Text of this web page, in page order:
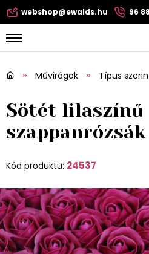
webshop@ewalds.hu 96
Művirágok Típus
Sötét lilaszínű
szappanrózsák
Kód produktu: 24537